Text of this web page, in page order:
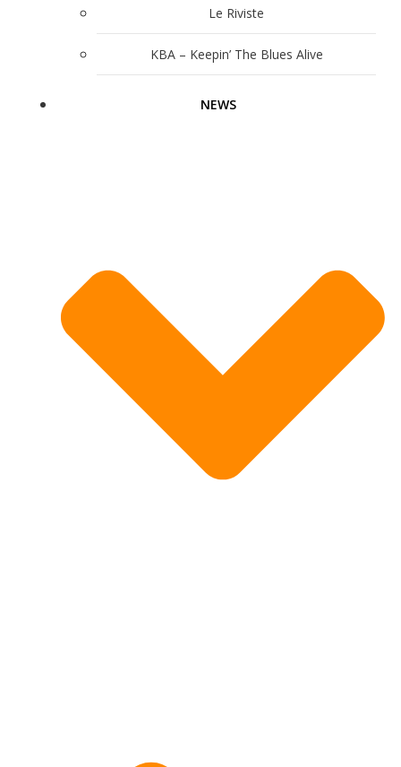
Le Riviste
KBA – Keepin’ The Blues Alive
NEWS